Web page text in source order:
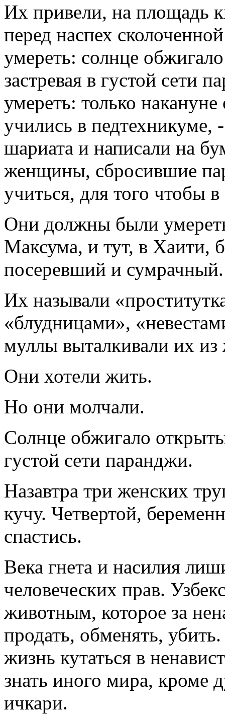
Их привели, на площадь
перед наспех
умереть: солнце
застревая в густой
умереть: только
учились в
шариата и написали на
женщины, сбросившие
учиться, для того чтобы
Они должны были
Максума, и тут, в Хаити,
посеревший и сумрачный.
Их называли
«блудницами»,
муллы выталкивали их
Они хотели жить.
Но они молчали.
Солнце обжигало
густой сети паранджи.
Назавтра три женских
кучу. Четвертой,
спастись.
Века гнета и насилия
человеческих прав.
животным, которое за
продать, обменять,
жизнь кутаться в
знать иного мира, кроме
ичкари.